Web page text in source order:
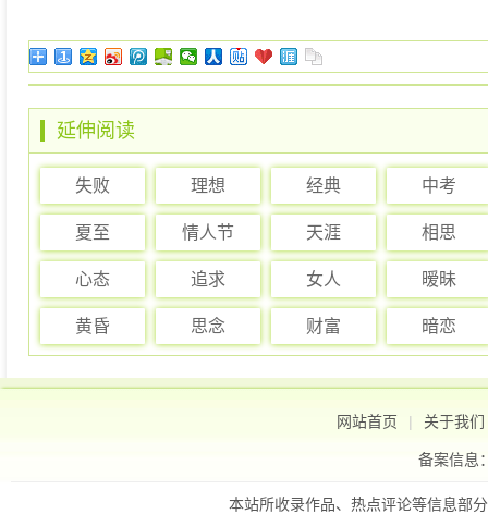
延伸阅读
失败 理想 经典 中考
夏至 情人节 天涯 相思
心态 追求 女人 暧昧
黄昏 思念 财富 暗恋
网站首页 | 关于我们
备案信息
本站所收录作品、热点评论等信息部